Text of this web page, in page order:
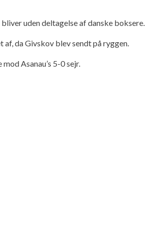
uden deltagelse af danske boksere.
da Givskov blev sendt på ryggen.
Asanau’s 5-0 sejr.